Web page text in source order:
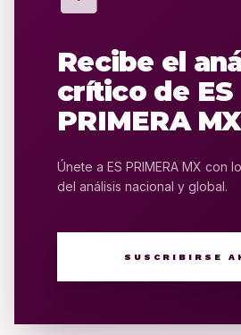
Recibe el
crítico de ES
PRIMERA
Únete a ES PRIMERA MX con
del análisis nacional y global.
SUSCRIBIRSE